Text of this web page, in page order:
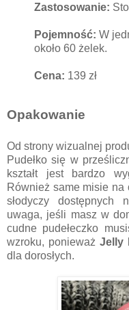
Zastosowanie:
Pojemność: W
około 60 żelek.
Cena: 139 zł
Opakowanie
Od strony wizualnej
Pudełko się w
kształt jest bardzo
Również same misie
słodyczy dostępnych
uwaga, jeśli masz w
cudne pudełeczko
wzroku, ponieważJelly
dla dorosłych.